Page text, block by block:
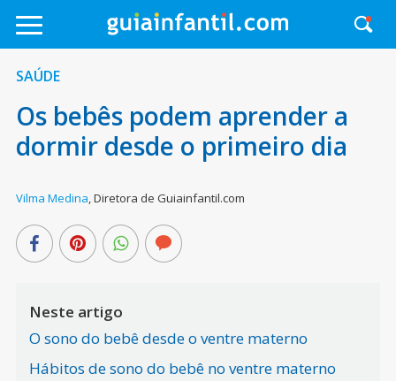
SAÚDE
Os bebês podem aprender a
dormir desde o primeiro dia
Vilma Medina,Diretora de Guiainfantil.com
Neste artigo
O sono do bebê desde o ventre materno
Hábitos de sono do bebê no ventre materno